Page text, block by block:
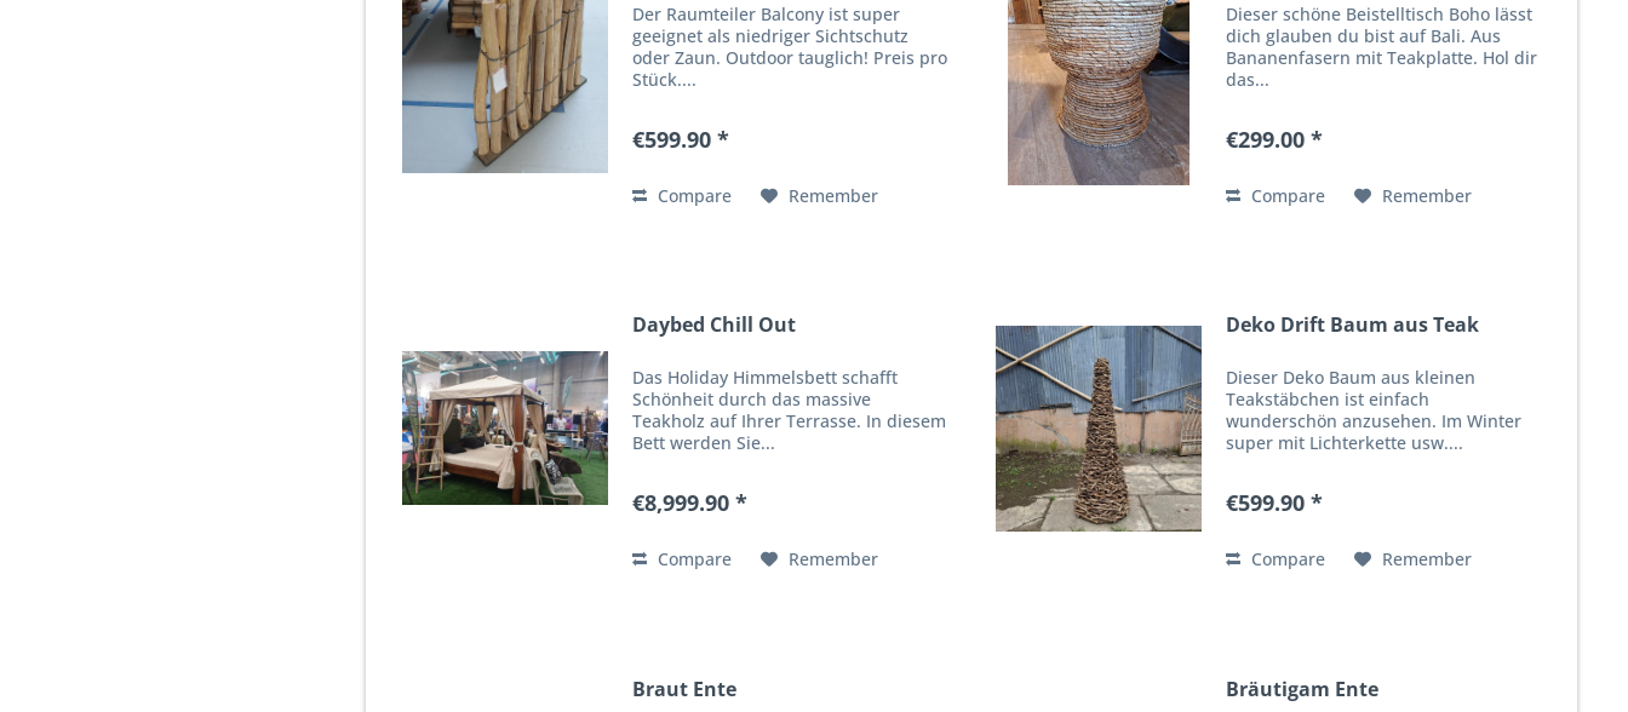
Der Raumteiler Balcony ist super
geeignet als niedriger Sichtschutz
oder Zaun. Outdoor tauglich! Preis pro
Stück....
€599.90 *
Compare Remember
Dieser schöne Beistelltisch Boho lässt
dich glauben du bist auf Bali. Aus
Bananenfasern mit Teakplatte. Hol dir
das...
€299.00 *
Compare Remember
Daybed Chill Out
Das Holiday Himmelsbett schafft
Schönheit durch das massive
Teakholz auf Ihrer Terrasse. In diesem
Bett werden Sie...
€8,999.90 *
Compare Remember
Deko Drift Baum aus Teak
Dieser Deko Baum aus kleinen
Teakstäbchen ist einfach
wunderschön anzusehen. Im Winter
super mit Lichterkette usw....
€599.90 *
Compare Remember
Braut Ente Bräutigam Ente